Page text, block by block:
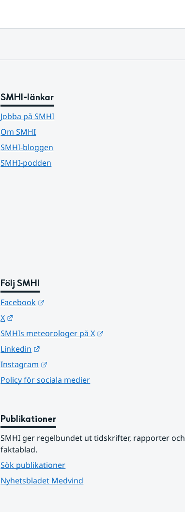
SMHI-länkar
Jobba på SMHI
Om SMHI
SMHI-bloggen
SMHI-podden
Följ SMHI
Facebook
X
SMHIs meteorologer på X
Linkedin
Instagram
Policy för sociala medier
Publikationer
SMHI ger regelbundet ut tidskrifter, rapporter och
faktablad.
Sök publikationer
Nyhetsbladet Medvind